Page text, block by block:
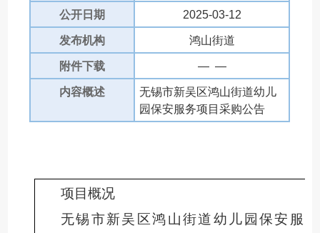
公开日期 2025-03-12
发布机构 鸿山街道
附件下载 — —
内容概述
无锡市新吴区鸿山街道幼儿
园保安服务项目采购公告
项目概况
无锡市新吴区鸿山街道幼儿园保安服